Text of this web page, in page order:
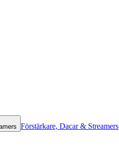
Förstärkare, Dacar & Streamers